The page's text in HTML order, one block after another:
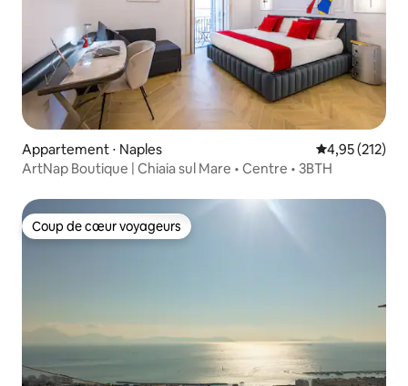
Appartement ⋅ Naples Évaluation
4,95 (212)
ArtNap Boutique | Chiaia sul Mare • Centre • 3BTH
Coup de cœur voyageurs
Coup de cœur voyageurs